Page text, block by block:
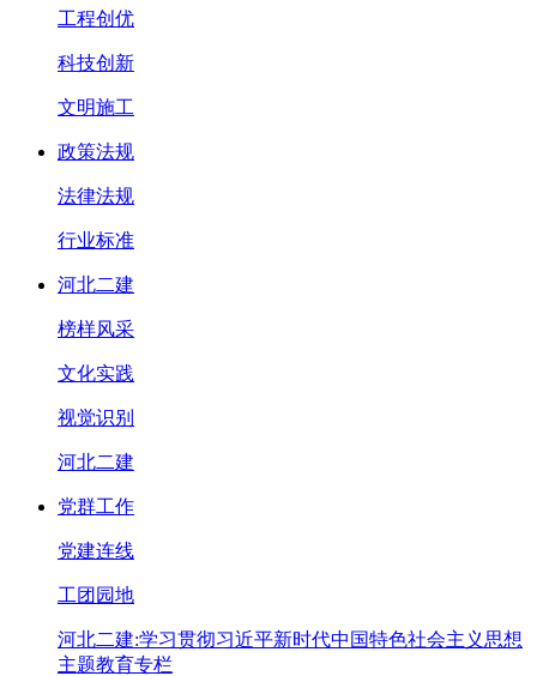
工程创优
科技创新
文明施工
政策法规
法律法规
行业标准
河北二建
榜样风采
文化实践
视觉识别
河北二建
党群工作
党建连线
工团园地
河北二建:学习贯彻习近平新时代中国特色社会主义思想
主题教育专栏